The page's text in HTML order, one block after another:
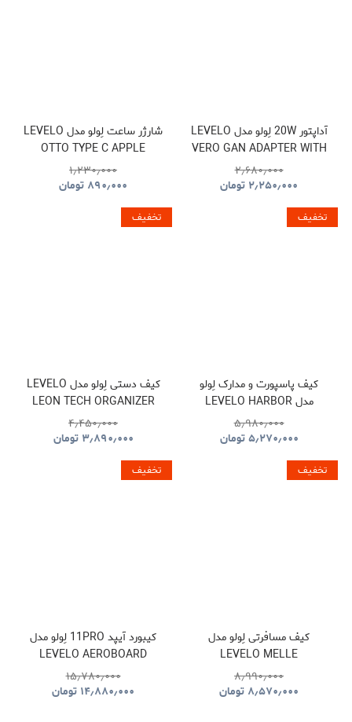
آداپتور 20W لِولو مدل LEVELO
VERO GAN ADAPTER WITH
TYPE-C TO TYPE-C CABLE
۲٫۶۸۰٫۰۰۰
۲٫۲۵۰٫۰۰۰ تومان
شارژر ساعت لِولو مدل LEVELO
OTTO TYPE C APPLE
WATCH WIRELESS
CHARGER CABLE
۱٫۲۳۰٫۰۰۰
۸۹۰٫۰۰۰ تومان
تخفیف
کیف پاسپورت و مدارک لِولو
مدل LEVELO HARBOR
PASSPORT HOLDER WITH
FIND MY LOCATION
۵٫۹۸۰٫۰۰۰
۵٫۲۷۰٫۰۰۰تومان
تخفیف
کیف دستی لِولو مدل LEVELO
LEON TECH ORGANIZER
POUCH
۴٫۴۵۰٫۰۰۰
۳٫۸۹۰٫۰۰۰ تومان
تخفیف
کیف مسافرتی لِولو مدل
LEVELO MELLE
POLYESTER TRAVEL
DUFFLE BAG
۸٫۹۹۰٫۰۰۰
۸٫۵۷۰٫۰۰۰ تومان
تخفیف
کیبورد آیپد 11PRO لِولو مدل
LEVELO AEROBOARD
SAFFIANO LEATHER
WIRELESS KEYBOARD
۱۵٫۷۸۰٫۰۰۰
۱۴٫۸۸۰٫۰۰۰ تومان